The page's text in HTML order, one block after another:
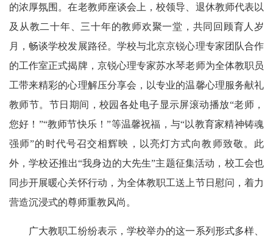
的浓厚氛围。在老教师座谈会上，校领导、退休教师代表以
及从教二十年、三十年的教师欢聚一堂，共同回顾育人岁
月，畅谈学校发展路径。学校与北京京锐心理专家团队合作
的工作室正式揭牌，京锐心理专家苏水琴老师为全体教职员
工带来精彩的心理解压分享会，以专业的温馨心理服务献礼
教师节。节日期间，校园各处电子显示屏滚动播放“老师，
您好！”“教师节快乐！”等温馨祝福，与“以教育家精神铸魂
强师”的时代号召交相辉映，以亮灯方式向教师致敬。此
外，学校还推出“我身边的大先生”主题征集活动，校工会也
同步开展暖心关怀行动，为全体教职工送上节日慰问，着力
营造沉浸式的尊师重教风尚。
广大教职工纷纷表示，学校举办的这一系列形式多样、